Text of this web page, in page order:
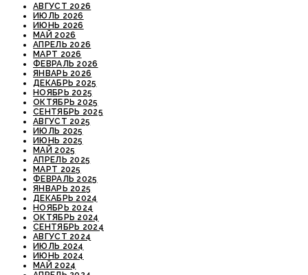
АВГУСТ 2026
ИЮЛЬ 2026
ИЮНЬ 2026
МАЙ 2026
АПРЕЛЬ 2026
МАРТ 2026
ФЕВРАЛЬ 2026
ЯНВАРЬ 2026
ДЕКАБРЬ 2025
НОЯБРЬ 2025
ОКТЯБРЬ 2025
СЕНТЯБРЬ 2025
АВГУСТ 2025
ИЮЛЬ 2025
ИЮНЬ 2025
МАЙ 2025
АПРЕЛЬ 2025
МАРТ 2025
ФЕВРАЛЬ 2025
ЯНВАРЬ 2025
ДЕКАБРЬ 2024
НОЯБРЬ 2024
ОКТЯБРЬ 2024
СЕНТЯБРЬ 2024
АВГУСТ 2024
ИЮЛЬ 2024
ИЮНЬ 2024
МАЙ 2024